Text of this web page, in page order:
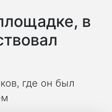
в
где он был